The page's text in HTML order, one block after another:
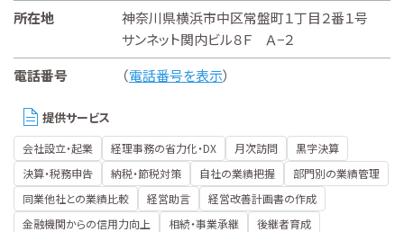
所在地
神奈川県横浜市中区常盤町１丁目２番１号
サンネット関内ビル８Ｆ Ａ−２
電話番号
（電話番号を表示）
提供サービス
会社設立・起業 経理事務の省力化・DX 月次訪問
黒字決算
決算・税務申告
納税・節税対策 自社の業績把握
部門別の業績管理
同業他社との業績比較
経営助言
経営改善計画書の作成
金融機関からの信用力向上
相続・事業承継
後継者育成